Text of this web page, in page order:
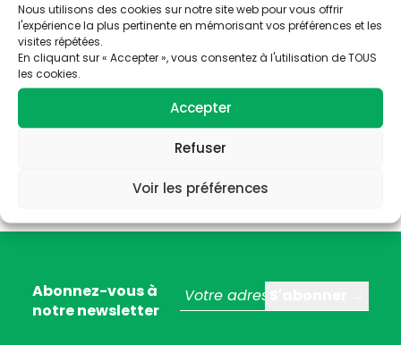
Nous utilisons des cookies sur notre site web pour vous offrir
l'expérience la plus pertinente en mémorisant vos préférences et les
visites répétées.
En cliquant sur « Accepter », vous consentez à l'utilisation de TOUS
les cookies.
Accepter
Refuser
Voir les préférences
Abonnez-vous à
notre newsletter